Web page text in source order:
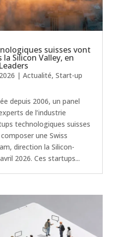
suisses vont
Silicon Valley, en
| Actualité, Start-up
depuis 2006, un panel
de l’industrie
technologiques suisses
une Swiss
direction la Silicon-
2026. Ces startups...